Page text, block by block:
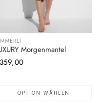
Morgenmantel
OPTION WÄHLEN